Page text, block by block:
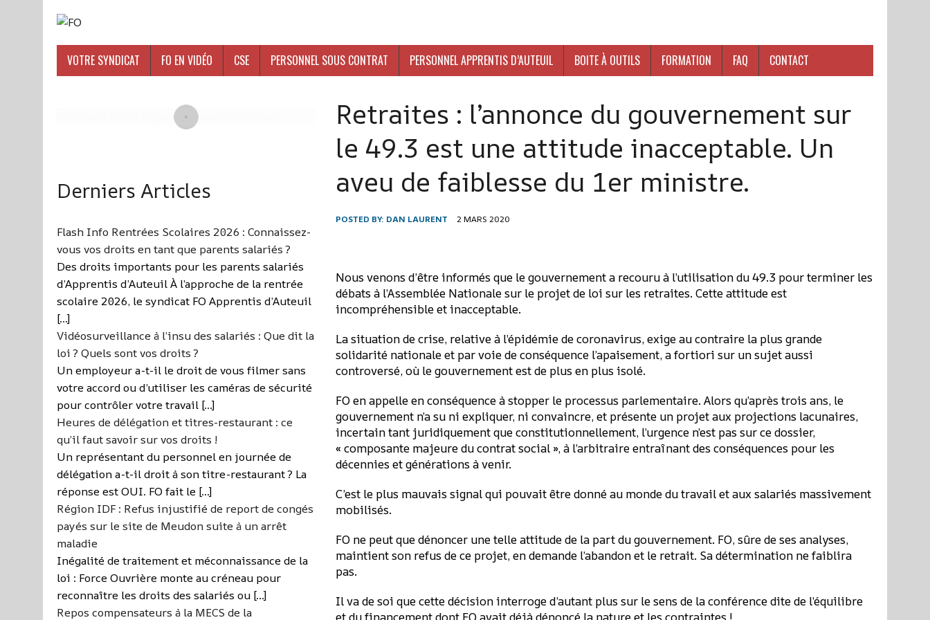
VOTRE SYNDICAT FO EN VIDÉO CSE PERSONNEL SOUS CONTRAT PERSONNEL APPRENTIS D’AUTEUIL BOITE À OUTILS FORMATION FAQ CONTACT
Retraites : l’annonce du gouvernement sur
le 49.3 est une attitude inacceptable. Un
aveu de faiblesse du 1er ministre.
POSTED BY: DAN LAURENT 2 MARS 2020
Nous venons d’être informés que le gouvernement a recouru à l’utilisation du 49.3 pour terminer les
débats à l’Assemblée Nationale sur le projet de loi sur les retraites. Cette attitude est
incompréhensible et inacceptable.
La situation de crise, relative à l’épidémie de coronavirus, exige au contraire la plus grande
solidarité nationale et par voie de conséquence l’apaisement, a fortiori sur un sujet aussi
controversé, où le gouvernement est de plus en plus isolé.
FO en appelle en conséquence à stopper le processus parlementaire. Alors qu’après trois ans, le
gouvernement n’a su ni expliquer, ni convaincre, et présente un projet aux projections lacunaires,
incertain tant juridiquement que constitutionnellement, l’urgence n’est pas sur ce dossier,
« composante majeure du contrat social », à l’arbitraire entraînant des conséquences pour les
décennies et générations à venir.
C’est le plus mauvais signal qui pouvait être donné au monde du travail et aux salariés massivement
mobilisés.
FO ne peut que dénoncer une telle attitude de la part du gouvernement. FO, sûre de ses analyses,
maintient son refus de ce projet, en demande l’abandon et le retrait. Sa détermination ne faiblira
pas.
Il va de soi que cette décision interroge d’autant plus sur le sens de la conférence dite de l’équilibre
Derniers Articles
Flash Info Rentrées Scolaires 2026 : Connaissez-
vous vos droits en tant que parents salariés ?
Des droits importants pour les parents salariés
d’Apprentis d’Auteuil À l’approche de la rentrée
scolaire 2026, le syndicat FO Apprentis d’Auteuil
[…]
Vidéosurveillance à l’insu des salariés : Que dit la
loi ? Quels sont vos droits ?
Un employeur a-t-il le droit de vous filmer sans
votre accord ou d’utiliser les caméras de sécurité
pour contrôler votre travail […]
Heures de délégation et titres-restaurant : ce
qu’il faut savoir sur vos droits !
Un représentant du personnel en journée de
délégation a-t-il droit à son titre-restaurant ? La
réponse est OUI. FO fait le […]
Région IDF : Refus injustifié de report de congés
payés sur le site de Meudon suite à un arrêt
maladie
Inégalité de traitement et méconnaissance de la
loi : Force Ouvrière monte au créneau pour
reconnaître les droits des salariés ou […]
Repos compensateurs à la MECS de la